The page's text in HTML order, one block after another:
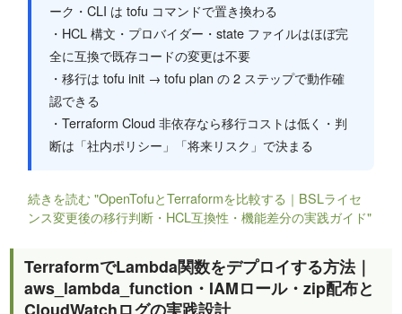
ーク・CLI は tofu コマンドで置き換わる
・HCL 構文・プロバイダー・state ファイルはほぼ完
全に互換で既存コードの変更は不要
・移行は tofu init → tofu plan の 2 ステップで動作確
認できる
・Terraform Cloud 非依存なら移行コストは低く・判
断は「社内ポリシー」「将来リスク」で決まる
続きを読む "OpenTofuとTerraformを比較する｜BSLライセ
ンス変更後の移行判断・HCL互換性・機能差分の実践ガイド"
TerraformでLambda関数をデプロイする方法｜
aws_lambda_function・IAMロール・zip配布と
CloudWatchログの実践設計